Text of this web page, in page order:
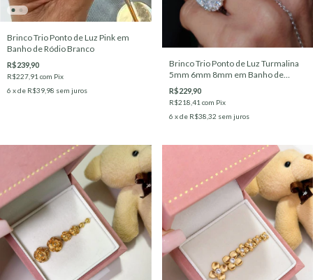
Brinco Trio Ponto de Luz Pink em
Banho de Ródio Branco
R$239,90
R$227,91 com Pix
6 x de R$39,98 sem juros
Brinco Trio Ponto de Luz Turmalina
5mm 6mm 8mm em Banho de
Ródio Branco
R$229,90
R$218,41 com Pix
6 x de R$38,32 sem juros